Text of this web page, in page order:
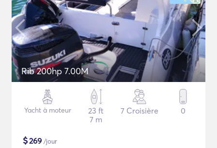
Rib 200hp 7.00M
Yacht à moteur
23 ft
7 m
7 Croisière 0
$269 /jour